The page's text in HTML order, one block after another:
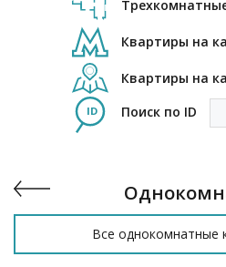
Квартиры на
Квартиры на
Поиск по ID
Все однокомнатные